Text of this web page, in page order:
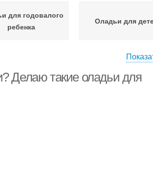
для годовалого
ребенка
Оладьи для
Делаю такие оладьи для